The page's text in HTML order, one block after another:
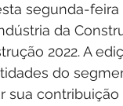
segunda-feira
da
2022. A
do
sua